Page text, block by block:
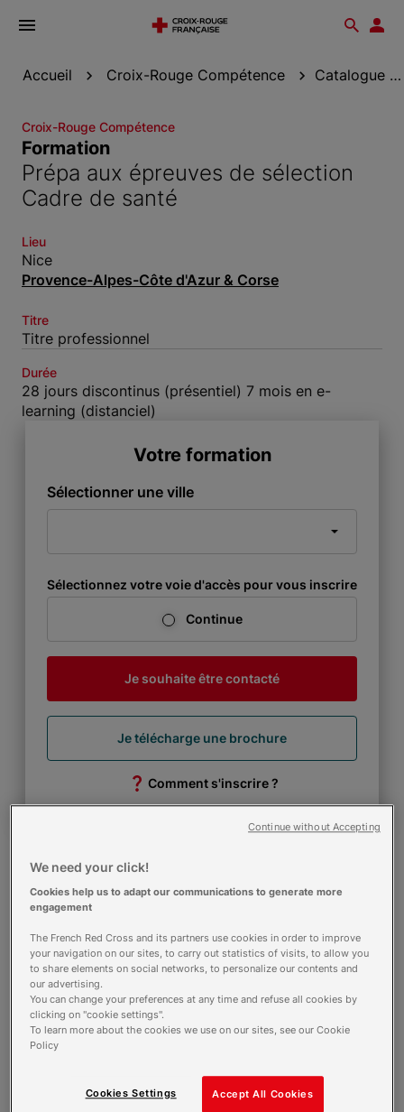
Ouvrir
Accueil Croix-Rouge Compétence Catalogue de formation
Croix-Rouge Compétence
Formation
Prépa aux épreuves de sélection
Cadre de santé
Lieu
Nice
Provence-Alpes-Côte d'Azur & Corse
Titre
Titre professionnel
Durée
28 jours discontinus (présentiel) 7 mois en e-
learning (distanciel)
Votre formation
Sélectionner une ville
Sélectionnez votre voie d'accès pour vous inscrire
Continue
Je souhaite être contacté
Je télécharge une brochure
Comment s'inscrire ?
Calendrier voie initiale et continue
1 juin 2026 - Ouverture des sélections
20 septembre 2026 - Clôture des sélections
24 septembre 2026 - Rentrée
Calendrier formation à distance
1 octobre 2026 - Clôture des sélections
We need your click!
Cookies help us to adapt our communications to generate more
engagement
The French Red Cross and its partners use cookies in order to improve
your navigation on our sites, to carry out statistics of visits, to allow you
to share elements on social networks, to personalize our contents and
our advertising.
You can change your preferences at any time and refuse all cookies by
clicking on "cookie settings".
To learn more about the cookies we use on our sites, see our Cookie
Policy
Accept All Cookies
Cookies Settings
Continue without Accepting